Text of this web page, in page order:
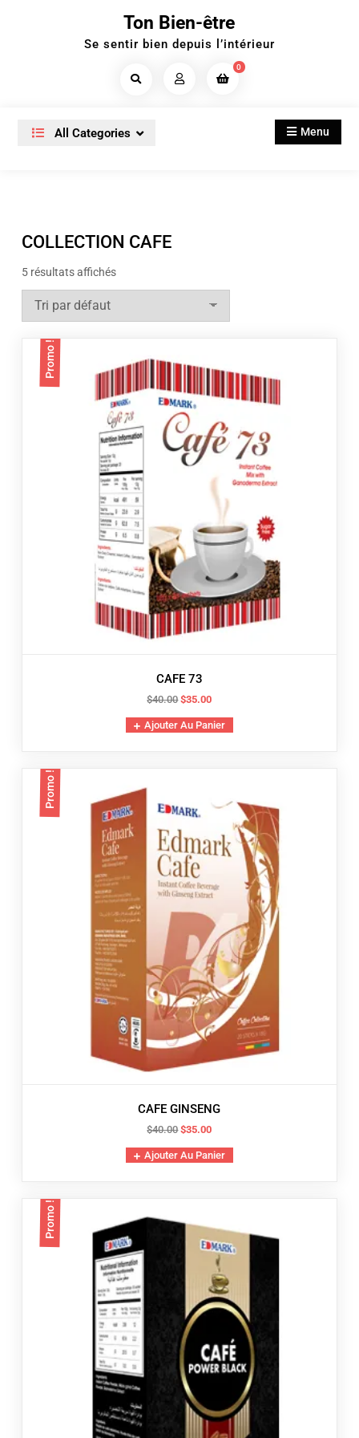
Ton Bien-être
Se sentir bien depuis l’intérieur
Search
0
All Categories Menu
COLLECTION CAFE
5 résultats affichés
Promo !
CAFE 73
$40.00Le
prix
initial
$35.00Le
prix
actuel
Ajouter Au Panier
Promo !
CAFE GINSENG
$40.00Le
prix
initial
$35.00Le
prix
actuel
Ajouter Au Panier
Promo !